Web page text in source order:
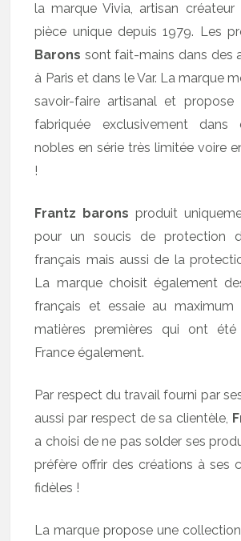
la marque Vivia, artisan
pièce unique depuis 1979. Les
Barons sont fait-mains dans des
à Paris et dans le Var. La marque
savoir-faire artisanal et propose
fabriquée exclusivement dans
nobles en série très limitée voire
!
Frantz barons produit
pour un soucis de protection
français mais aussi de la
La marque choisit également
français et essaie au maximum
matières premières qui ont
France également.
Par respect du travail fourni par
aussi par respect de sa clientèle,
a choisi de ne pas solder ses
préfère offrir des créations à ses
fidèles !
La marque propose une collection